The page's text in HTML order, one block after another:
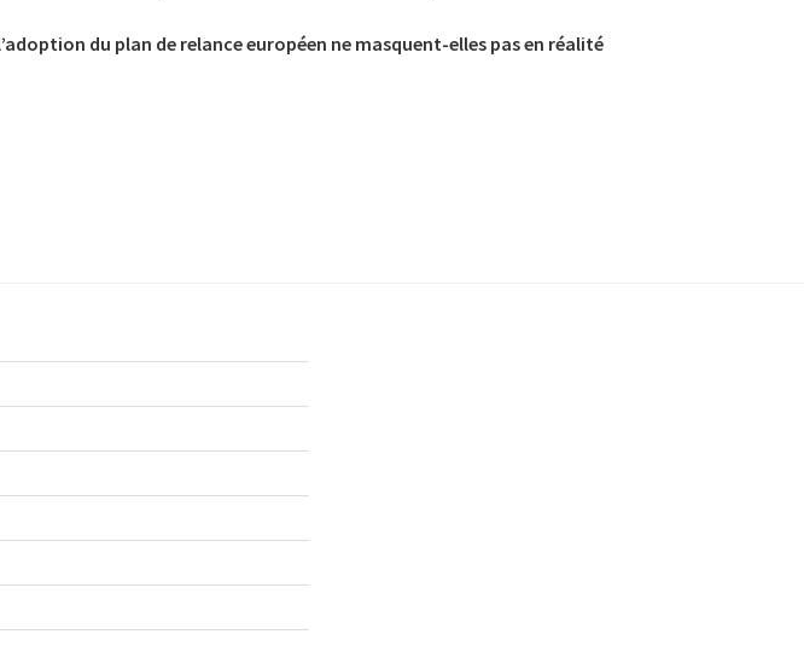
du plan de relance européen ne masquent-elles pas en réalité